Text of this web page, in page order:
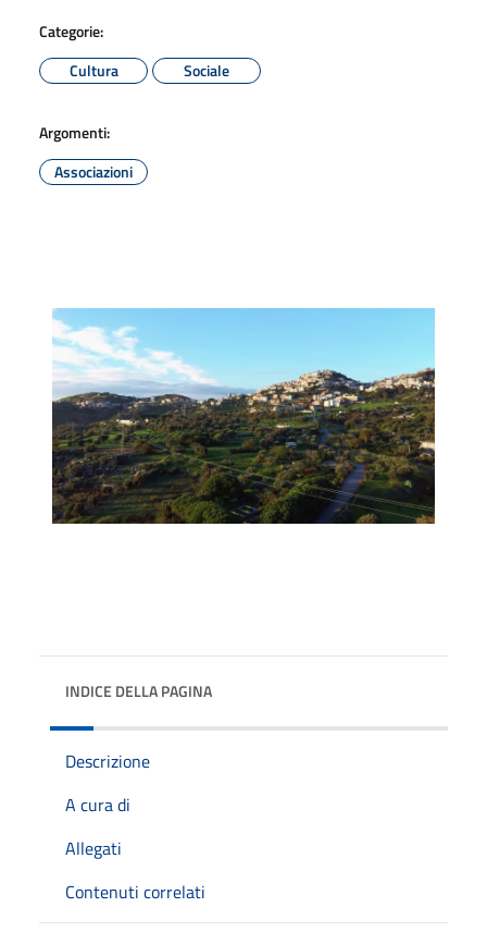
Categorie:
Cultura
Sociale
Argomenti:
Associazioni
INDICE DELLA PAGINA
Descrizione
A cura di
Allegati
Contenuti correlati